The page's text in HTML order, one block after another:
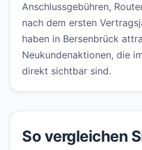
Anschlussgebühren,
nach dem ersten
haben in Bersenbrück
Neukundenaktionen, die
direkt sichtbar sind.
So vergleichen